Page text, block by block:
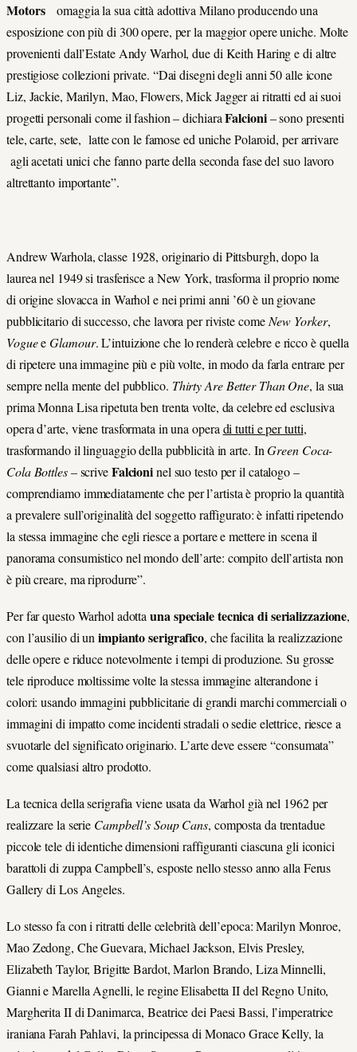
Motorsomaggia la sua città adottiva Milano producendo una
esposizione con più di 300 opere, per la maggior opere uniche. Molte
provenienti dall’Estate Andy Warhol, due di Keith Haring e di altre
prestigiose collezioni private. “Dai disegni degli anni 50 alle icone
Liz, Jackie, Marilyn, Mao, Flowers, Mick Jagger ai ritratti ed ai suoi
progetti personali come il fashion – dichiaraFalcioni– sono presenti
tele, carte, sete, latte con le famose ed uniche Polaroid, per arrivare
agli acetati unici che fanno parte della seconda fase del suo lavoro
altrettanto importante”.
Andrew Warhola, classe 1928, originario di Pittsburgh, dopo la
laurea nel 1949 si trasferisce a New York, trasforma il proprio nome
di origine slovacca in Warhol e nei primi anni ’60 è un giovane
pubblicitario di successo, che lavora per riviste come New Yorker,
VogueeGlamour. L’intuizione che lo renderà celebre e ricco è quella
di ripetere una immagine più e più volte, in modo da farla entrare per
sempre nella mente del pubblico. Thirty Are Better Than One, la sua
prima Monna Lisa ripetuta ben trenta volte, da celebre ed esclusiva
opera d’arte, viene trasformata in una opera di tutti e per tutti,
trasformando il linguaggio della pubblicità in arte. InGreen Coca-
Cola Bottles– scriveFalcioninel suo testo per il catalogo –
comprendiamo immediatamente che per l’artista è proprio la quantità
a prevalere sull’originalità del soggetto raffigurato: è infatti ripetendo
la stessa immagine che egli riesce a portare e mettere in scena il
panorama consumistico nel mondo dell’arte: compito dell’artista non
è più creare, ma riprodurre”.
Per far questo Warhol adottauna speciale tecnica di serializzazione,
con l’ausilio di unimpianto serigrafico, che facilita la realizzazione
delle opere e riduce notevolmente i tempi di produzione. Su grosse
tele riproduce moltissime volte la stessa immagine alterandone i
colori: usando immagini pubblicitarie di grandi marchi commerciali o
immagini di impatto come incidenti stradali o sedie elettrice, riesce a
svuotarle del significato originario. L’arte deve essere “consumata”
come qualsiasi altro prodotto.
La tecnica della serigrafia viene usata da Warhol già nel 1962 per
realizzare la serie Campbell’s Soup Cans, composta da trentadue
piccole tele di identiche dimensioni raffiguranti ciascuna gli iconici
barattoli di zuppa Campbell’s, esposte nello stesso anno alla Ferus
Gallery di Los Angeles.
Lo stesso fa con i ritratti delle celebrità dell’epoca: Marilyn Monroe,
Mao Zedong, Che Guevara, Michael Jackson, Elvis Presley,
Elizabeth Taylor, Brigitte Bardot, Marlon Brando, Liza Minnelli,
Gianni e Marella Agnelli, le regine Elisabetta II del Regno Unito,
Margherita II di Danimarca, Beatrice dei Paesi Bassi, l’imperatrice
iraniana Farah Pahlavi, la principessa di Monaco Grace Kelly, la